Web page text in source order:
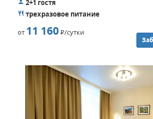
2+1 гостя
трехразовое питание
от 11 160Р/сутки